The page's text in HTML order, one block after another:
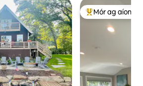
An-mhór ag
Mór ag aíonna